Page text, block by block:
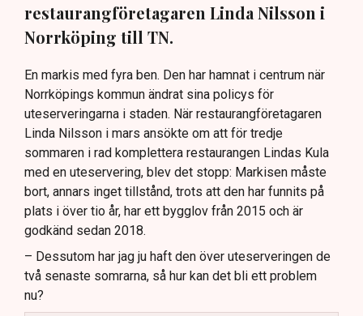
restaurangföretagaren Linda Nilsson i
Norrköping till TN.
En markis med fyra ben. Den har hamnat i centrum när
Norrköpings kommun ändrat sina policys för
uteserveringarna i staden. När restaurangföretagaren
Linda Nilsson i mars ansökte om att för tredje
sommaren i rad komplettera restaurangen Lindas Kula
med en uteservering, blev det stopp: Markisen måste
bort, annars inget tillstånd, trots att den har funnits på
plats i över tio år, har ett bygglov från 2015 och är
godkänd sedan 2018.
– Dessutom har jag ju haft den över uteserveringen de
två senaste somrarna, så hur kan det bli ett problem
nu?